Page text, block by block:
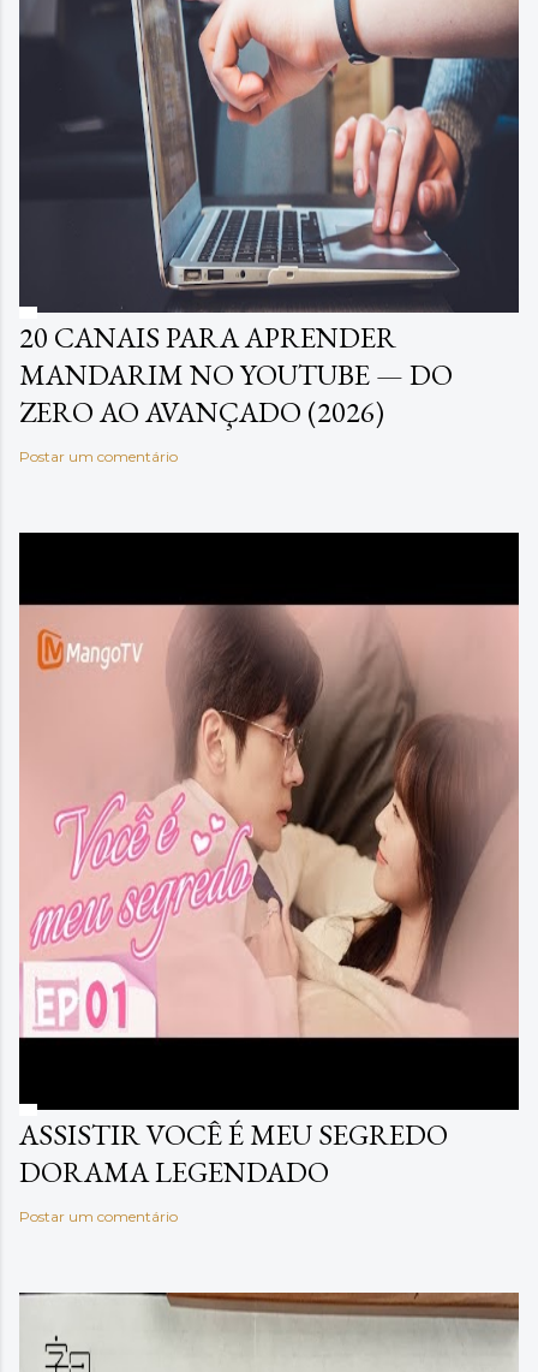
20 CANAIS PARA APRENDER
MANDARIM NO YOUTUBE — DO
ZERO AO AVANÇADO (2026)
Postar um comentário
ASSISTIR VOCÊ É MEU SEGREDO
DORAMA LEGENDADO
Postar um comentário